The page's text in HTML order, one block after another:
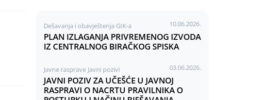
Dešavanja i obavještenja GIK-a 10.06.2026.
PLAN IZLAGANJA PRIVREMENOG IZVODA
IZ CENTRALNOG BIRAČKOG SPISKA
Javne rasprave Javni pozivi 03.06.2026.
JAVNI POZIV ZA UČEŠĆE U JAVNOJ
RASPRAVI O NACRTU PRAVILNIKA O